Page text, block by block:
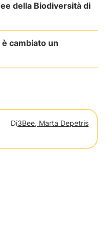
della Biodiversità di
cambiato un
Di3Bee, Marta Depetris